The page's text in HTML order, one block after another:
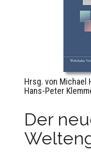
Hrsg. von Michael
Hans-Peter
Der